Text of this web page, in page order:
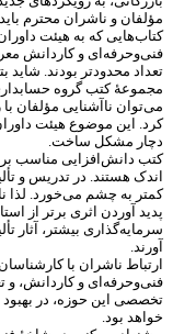
مؤلفان و ناشران محترم
کتابهایی که به هیئت
فنیوحرفه ای و کاردانش
تعداد محدودتر بودند. شاید
مجموعۀ کتب گروه
میتوان ناآشنایی مؤلفان
کرد. این موضوع هیئت
دچار مشکل ساخت.
کتب دانش افزایی مناسب
اندک هستند. در تدریس و
کمتر به چشم میخورد. لذا
پدید آوردن اثری برتر از
سرمایهگذاری بیشتر، آثار
آورند.
ارتباط ناشران با
فنیوحرفه ای و کاردانش، و
تخصصی این حوزه، در
خواهد بود.